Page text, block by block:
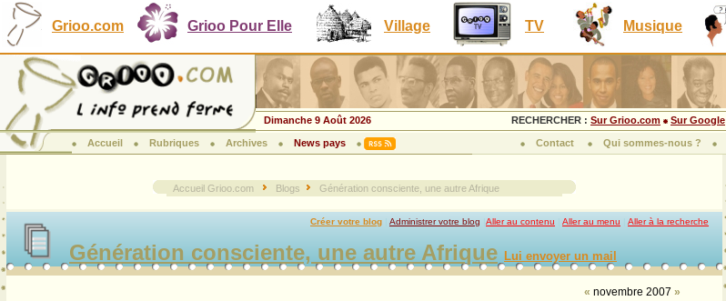
Grioo.com Grioo Pour Elle Village TV Musique
Dimanche 9 Août 2026 RECHERCHER : Sur Grioo.com Sur Google
Accueil Rubriques Archives News pays Contact Qui sommes-nous ?
Accueil Grioo.com Blogs Génération consciente, une autre Afrique
Génération consciente, une autre Afrique Lui envoyer un mail
Créer votre blog Administrer votre blog Aller au contenu Aller au menu Aller à la recherche
« novembre 2007 »